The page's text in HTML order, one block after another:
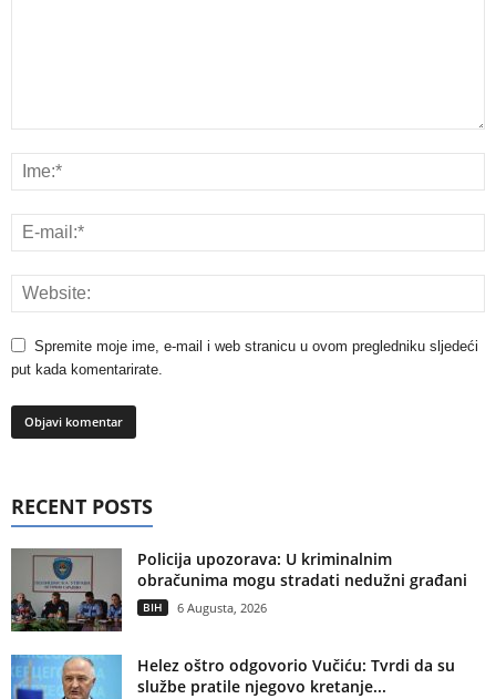
Spremite moje ime, e-mail i web stranicu u ovom pregledniku sljedeći
put kada komentarirate.
RECENT POSTS
Policija upozorava: U kriminalnim
obračunima mogu stradati nedužni građani
BIH 6 Augusta, 2026
Helez oštro odgovorio Vučiću: Tvrdi da su
službe pratile njegovo kretanje...